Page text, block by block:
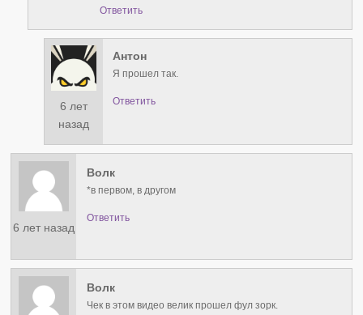
Ответить
6 лет
назад
Антон
Я прошел так.
Ответить
6 лет назад
Волк
*в первом, в другом
Ответить
Волк
Чек в этом видео велик прошел фул зорк.